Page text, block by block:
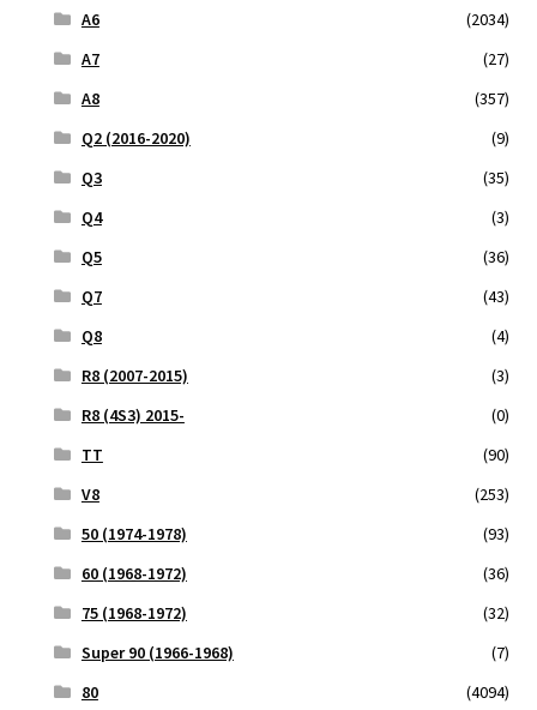
A6
(2034)
A7
(27)
A8
(357)
Q2 (2016-2020)
(9)
Q3
(35)
Q4
(3)
Q5
(36)
Q7
(43)
Q8
(4)
R8 (2007-2015)
(3)
R8 (4S3) 2015-
(0)
TT
(90)
V8
(253)
50 (1974-1978)
(93)
60 (1968-1972)
(36)
75 (1968-1972)
(32)
Super 90 (1966-1968)
(7)
80
(4094)